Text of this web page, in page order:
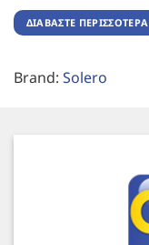
ΔΙΑΒΆΣΤΕ ΠΕΡΙΣΣΌΤΕΡΑ
Brand: Solero